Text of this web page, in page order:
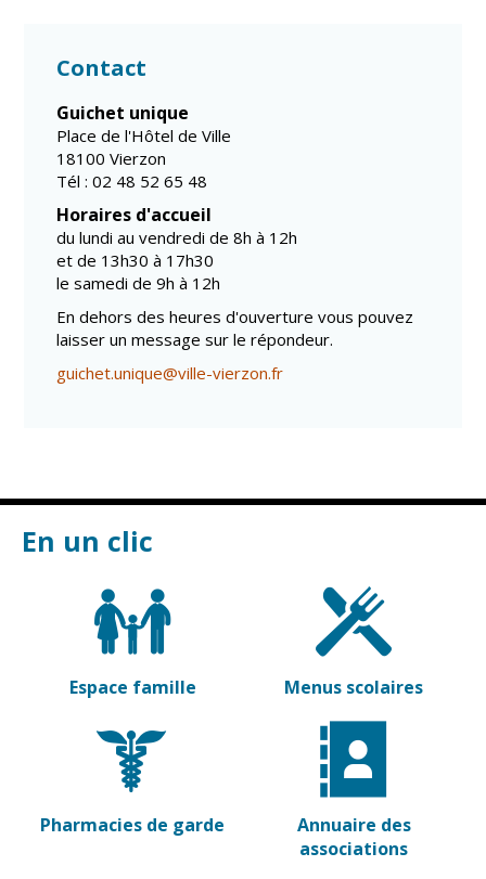
Contact
Guichet unique
Place de l'Hôtel de Ville
18100 Vierzon
Tél : 02 48 52 65 48
Horaires d'accueil
du lundi au vendredi de 8h à 12h
et de 13h30 à 17h30
le samedi de 9h à 12h
En dehors des heures d'ouverture vous pouvez
laisser un message sur le répondeur.
guichet.unique@ville-vierzon.fr
En un clic
Espace famille Menus scolaires
Pharmacies de garde
Annuaire des
associations